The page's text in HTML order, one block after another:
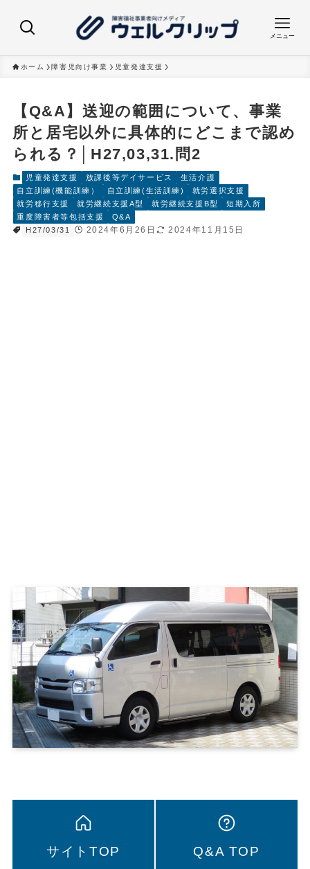
メニュー
ホーム 障害児向け事業 児童発達支援
【Q&A】送迎の範囲について、事業
所と居宅以外に具体的にどこまで認め
られる？│H27,03,31.問2
児童発達支援 放課後等デイサービス
生活介護
自立訓練(機能訓練）
自立訓練(生活訓練)
就労選択支援
就労移行支援
就労継続支援A型 就労継続支援B型
短期入所
重度障害者等包括支援
Q&A
H27/03/31
2024年6月26日 2024年11月15日
サイトTOP Q&A TOP